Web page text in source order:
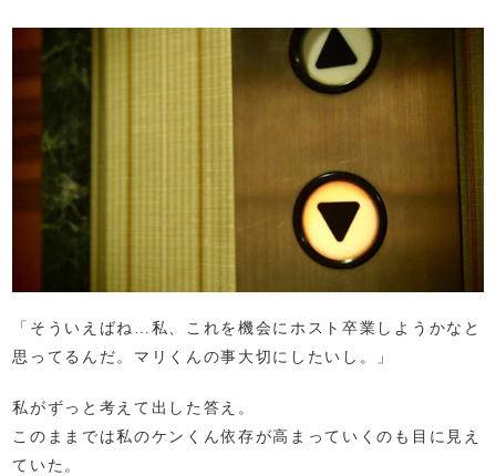
「そういえばね…私、これを機会にホスト卒業しようかなと
思ってるんだ。マリくんの事大切にしたいし。」
私がずっと考えて出した答え。
このままでは私のケンくん依存が高まっていくのも目に見え
ていた。